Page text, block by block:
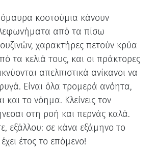
κοστούμια κάνουν
από τα πίσω
χαρακτήρες πετούν κρύα
τα κελιά τους, και οι πράκτορες
απελπιστικά ανίκανοι να
Είναι όλα τρομερά ανόητα,
και το νόημα. Κλείνεις τον
στη ροή και περνάς καλά.
εξάλλου: σε κάνα εξάμηνο το
έτος το επόμενο!